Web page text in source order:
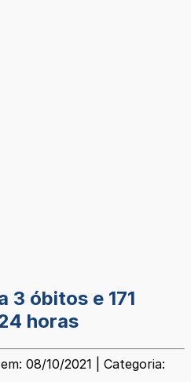
3 óbitos e 171
horas
08/10/2021 | Categoria: